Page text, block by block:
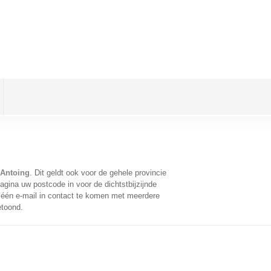
. Dit geldt ook voor de gehele provincie
uw postcode in voor de dichtstbijzijnde
e-mail in contact te komen met meerdere